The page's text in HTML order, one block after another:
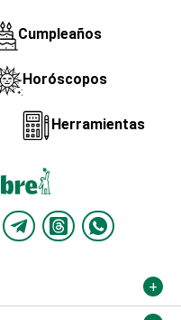
Cumpleaños
Horóscopos
Herramientas